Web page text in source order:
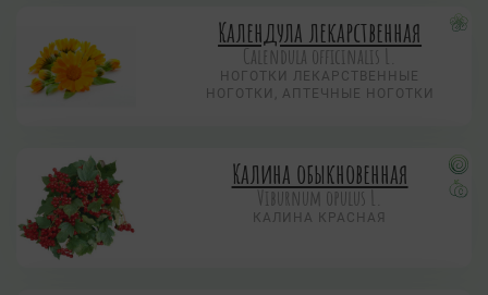
Календула лекарственная
Calendula officinalis L.
НОГОТКИ ЛЕКАРСТВЕННЫЕ
НОГОТКИ, АПТЕЧНЫЕ НОГОТКИ
Калина обыкновенная
Viburnum opulus L.
КАЛИНА КРАСНАЯ